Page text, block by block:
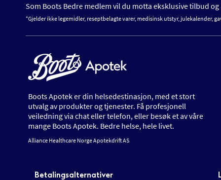
Som Boots Bedre medlem vil du motta eksklusive tilbud
*Gjelder ikke legemidler, reseptbelagte varer, medisinsk utstyr, julekalender,
Boots Apotek er din helsedestinasjon, med et stort
utvalg av produkter og tjenester. Få profesjonell
veiledning via chat eller telefon, eller besøk et av våre
mange Boots Apotek. Bedre helse, hele livet.
Alliance Healthcare Norge Apotekdrift AS
Betalingsalternativer